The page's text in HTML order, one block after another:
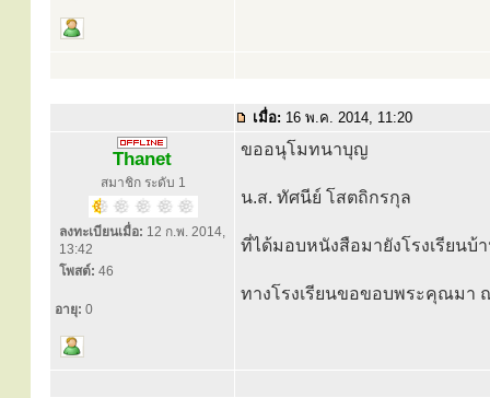
เมื่อ: 16 พ.ค. 2014, 11:20
Thanet
สมาชิก ระดับ 1
ลงทะเบียนเมื่อ: 12 ก.พ. 2014,
13:42
โพสต์: 46
อายุ: 0
ขออนุโมทนาบุญ
น.ส. ทัศนีย์ โสตถิกรกุล
ที่ได้มอบหนังสือมายังโรงเรียนบ้
ทางโรงเรียนขอขอบพระคุณมา